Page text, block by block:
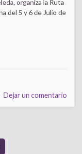
organiza la Ruta
del 5 y 6 de Julio de
Dejar un comentario